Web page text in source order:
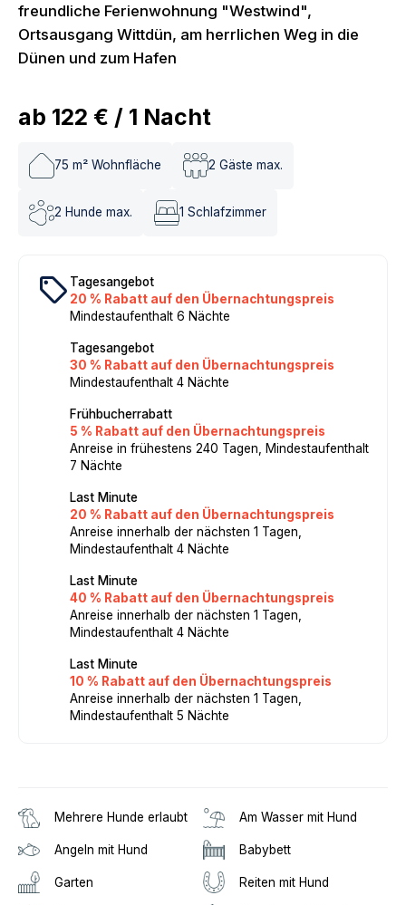
freundliche Ferienwohnung "Westwind",
Ortsausgang Wittdün, am herrlichen Weg in die
Dünen und zum Hafen
ab 122 € / 1 Nacht
75 m² Wohnfläche 2 Gäste max.
2 Hunde max. 1 Schlafzimmer
local_offer Tagesangebot
20 % Rabatt auf den Übernachtungspreis
Mindestaufenthalt 6 Nächte
Tagesangebot
30 % Rabatt auf den Übernachtungspreis
Mindestaufenthalt 4 Nächte
Frühbucherrabatt
5 % Rabatt auf den Übernachtungspreis
Anreise in frühestens 240 Tagen, Mindestaufenthalt
7 Nächte
Last Minute
20 % Rabatt auf den Übernachtungspreis
Anreise innerhalb der nächsten 1 Tagen,
Mindestaufenthalt 4 Nächte
Last Minute
40 % Rabatt auf den Übernachtungspreis
Anreise innerhalb der nächsten 1 Tagen,
Mindestaufenthalt 4 Nächte
Last Minute
10 % Rabatt auf den Übernachtungspreis
Anreise innerhalb der nächsten 1 Tagen,
Mindestaufenthalt 5 Nächte
Mehrere Hunde erlaubt Am Wasser mit Hund
Angeln mit Hund Babybett
Garten Reiten mit Hund